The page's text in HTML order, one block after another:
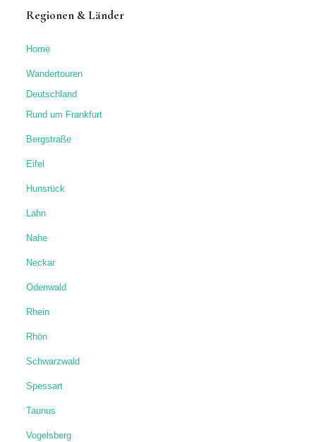
Regionen & Länder
Home
Wandertouren
Deutschland
Rund um Frankfurt
Bergstraße
Eifel
Hunsrück
Lahn
Nahe
Neckar
Odenwald
Rhein
Rhön
Schwarzwald
Spessart
Taunus
Vogelsberg